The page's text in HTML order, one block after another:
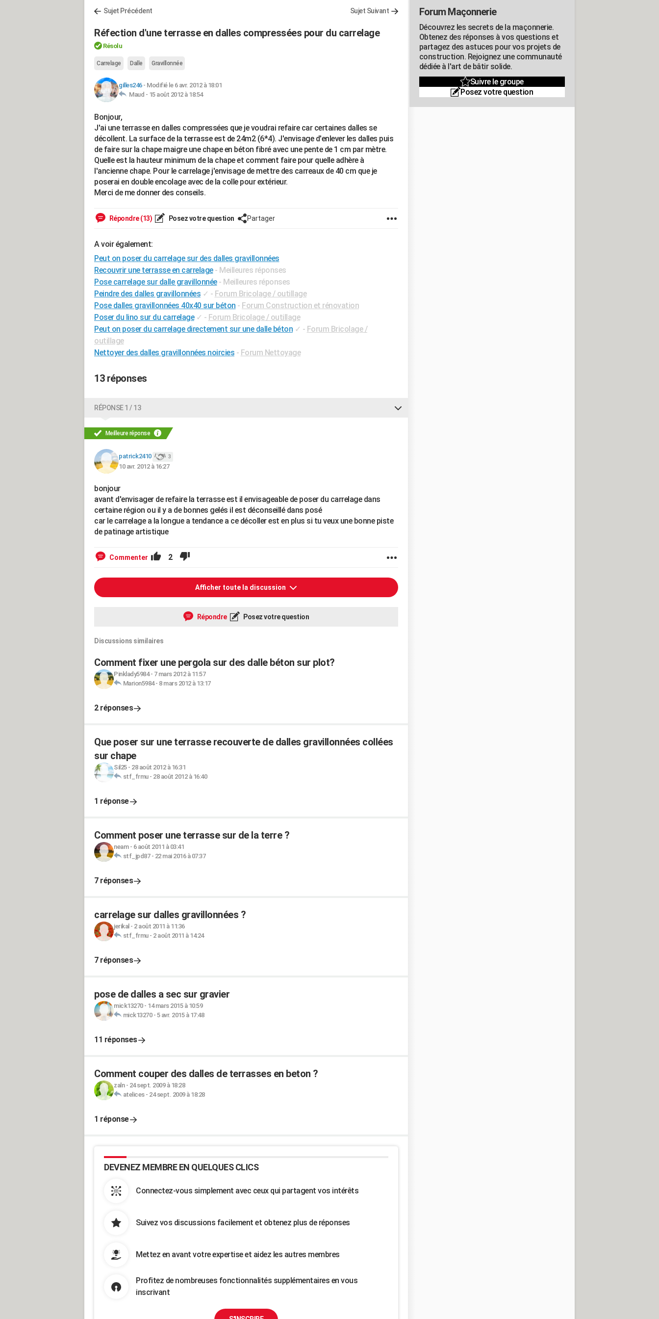
Sujet Précédent Sujet Suivant
Réfection d'une terrasse en dalles compressées pour du carrelage
Résolu
Carrelage Dalle Gravillonnée
gilles246- Modifié le 6 avr. 2012 à 18:01
Maud - 15 août 2012 à 18:54
Bonjour,
J'ai une terrasse en dalles compressées que je voudrai refaire car certaines dalles se
décollent. La surface de la terrasse est de 24m2 (6*4). J'envisage d'enlever les dalles puis
de faire sur la chape maigre une chape en béton fibré avec une pente de 1 cm par mètre.
Quelle est la hauteur minimum de la chape et comment faire pour quelle adhère à
l'ancienne chape. Pour le carrelage j'envisage de mettre des carreaux de 40 cm que je
poserai en double encolage avec de la colle pour extérieur.
Merci de me donner des conseils.
Répondre (13) Posez votre question Partager
A voir également:
Peut on poser du carrelage sur des dalles gravillonnées
Recouvrir une terrasse en carrelage - Meilleures réponses
Pose carrelage sur dalle gravillonnée - Meilleures réponses
Peindre des dalles gravillonnées ✓ - Forum Bricolage / outillage
Pose dalles gravillonnées 40x40 sur béton - Forum Construction et rénovation
Poser du lino sur du carrelage ✓ - Forum Bricolage / outillage
Peut on poser du carrelage directement sur une dalle béton ✓ - Forum Bricolage /
outillage
Nettoyer des dalles gravillonnées noircies - Forum Nettoyage
13 réponses
RÉPONSE 1 / 13
Meilleure réponse
patrick2410 3
10 avr. 2012 à 16:27
bonjour
avant d'envisager de refaire la terrasse est il envisageable de poser du carrelage dans
certaine région ou il y a de bonnes gelés il est déconseillé dans posé
car le carrelage a la longue a tendance a ce décoller est en plus si tu veux une bonne piste
de patinage artistique
Commenter 2
Afficher toute la discussion
Répondre Posez votre question
Discussions similaires
Comment fixer une pergola sur des dalle béton sur plot?
Pinklady5984- 7 mars 2012 à 11:57
Marion5984- 8 mars 2012 à 13:17
2 réponses
Que poser sur une terrasse recouverte de dalles gravillonnées collées
sur chape
Sil25- 28 août 2012 à 16:31
stf_frmu- 28 août 2012 à 16:40
1 réponse
Comment poser une terrasse sur de la terre ?
neam- 6 août 2011 à 03:41
stf_jpd87- 22 mai 2016 à 07:37
7 réponses
carrelage sur dalles gravillonnées ?
jerikal - 2 août 2011 à 11:36
stf_frmu- 2 août 2011 à 14:24
7 réponses
pose de dalles a sec sur gravier
mick13270- 14 mars 2015 à 10:59
mick13270- 5 avr. 2015 à 17:48
11 réponses
Comment couper des dalles de terrasses en beton ?
zaln- 24 sept. 2009 à 18:28
atelices- 24 sept. 2009 à 18:28
1 réponse
DEVENEZ MEMBRE EN QUELQUES CLICS
Connectez-vous simplement avec ceux qui partagent vos intérêts
Suivez vos discussions facilement et obtenez plus de réponses
Mettez en avant votre expertise et aidez les autres membres
Profitez de nombreuses fonctionnalités supplémentaires en vous
inscrivant
Forum Maçonnerie
Découvrez les secrets de la maçonnerie.
Obtenez des réponses à vos questions et
partagez des astuces pour vos projets de
construction. Rejoignez une communauté
dédiée à l'art de bâtir solide.
Suivre le groupe
Posez votre question